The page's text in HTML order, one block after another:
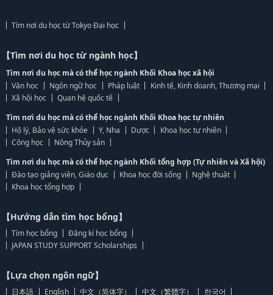
Tìm nơi du học từ Tokyo Đại học
【Tìm nơi du học từ ngành học】
Tìm nơi du học mà có thể học ngành Khối Khoa học xã hội
Văn học
Ngôn ngữ học Pháp luật
Kinh tế, Kinh doanh, Thương mại
Xã hội học
Quan hệ quốc tế
Tìm nơi du học mà có thể học ngành Khối Khoa học tự nhiên
Hộ lý, Bảo vệ sức khỏe
Y, Nha Dược
Khoa học tự nhiên
Công học
Nông Thủy sản
Tìm nơi du học mà có thể học ngành Khối tổng hợp (Tự nhiên và Xã hội)
Đào tạo giảng viên, Giáo dục
Khoa học đời sống
Nghệ thuật
Khoa học tổng hợp
【Hướng dẫn tìm học bổng】
Tìm học bổng
Đăng kí học bổng
JAPAN STUDY SUPPORT Scholarships
【Lựa chọn ngôn ngữ】
日本語 English 中文（简体字） 中文（繁體字） 한국어